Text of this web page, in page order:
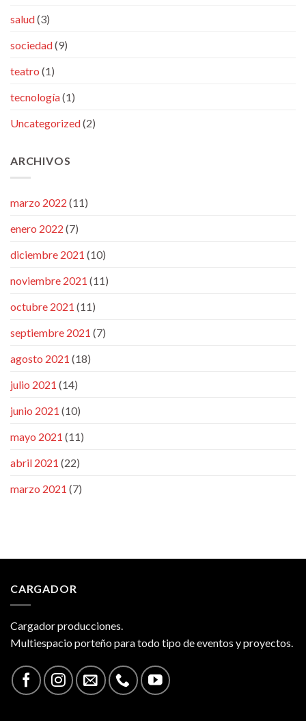
salud(3)
sociedad(9)
teatro (1)
tecnología(1)
Uncategorized(2)
ARCHIVOS
marzo 2022 (11)
enero 2022 (7)
diciembre 2021 (10)
noviembre 2021 (11)
octubre 2021 (11)
septiembre 2021 (7)
agosto 2021 (18)
julio 2021 (14)
junio 2021 (10)
mayo 2021 (11)
abril 2021 (22)
marzo 2021 (7)
CARGADOR
Cargador producciones.
Multiespacio porteño para todo tipo de eventos y proyectos.